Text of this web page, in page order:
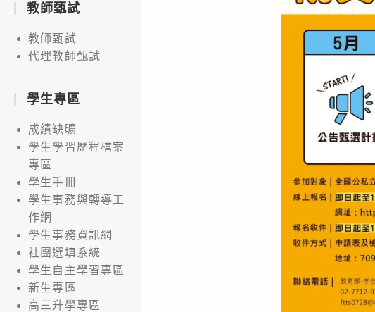
教師甄試
教師甄試
代理教師甄試
學生專區
成績缺曠
學生學習歷程檔案
專區
學生手冊
學生事務與轉導工
作網
學生事務資訊網
社團選填系統
學生自主學習專區
新生專區
高三升學專區